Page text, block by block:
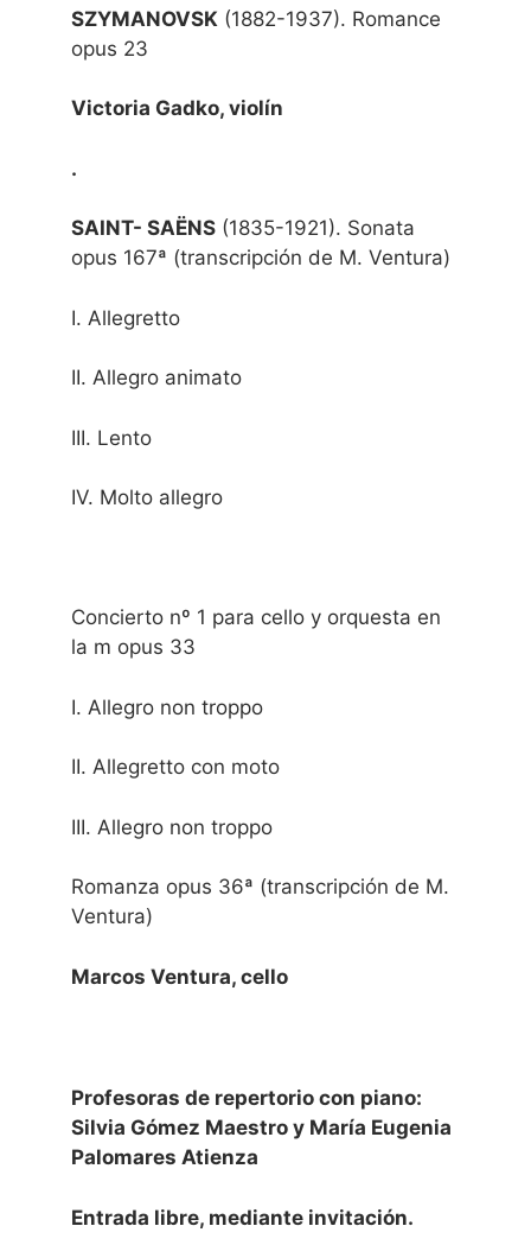
SZYMANOVSK (1882-1937). Romance
opus 23
Victoria Gadko, violín
.
SAINT- SAËNS (1835-1921). Sonata
opus 167ª (transcripción de M. Ventura)
I. Allegretto
II. Allegro animato
III. Lento
IV. Molto allegro
Concierto nº 1 para cello y orquesta en
la m opus 33
I. Allegro non troppo
II. Allegretto con moto
III. Allegro non troppo
Romanza opus 36ª (transcripción de M.
Ventura)
Marcos Ventura, cello
Profesoras de repertorio con piano:
Silvia Gómez Maestro y María Eugenia
Palomares Atienza
Entrada libre, mediante invitación.